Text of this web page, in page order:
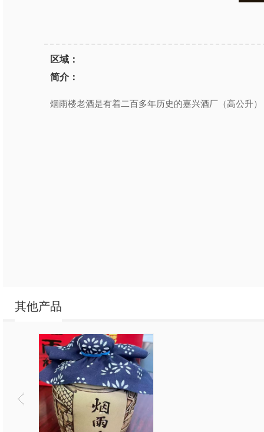
区域：
简介：
烟雨楼老酒是有着二百多年历史的嘉兴酒厂（高公升
其他产品